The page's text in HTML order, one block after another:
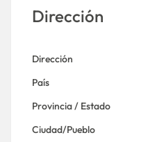
Dirección
Dirección
País
Provincia / Estado
Ciudad/Pueblo